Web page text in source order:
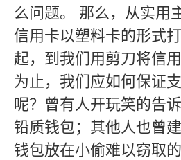
么问题。 那么，从实用
信用卡以塑料卡的形式
起，到我们用剪刀将信
为止，我们应如何保证
呢？曾有人开玩笑的告
铅质钱包；其他人也曾
钱包放在小偷难以窃取